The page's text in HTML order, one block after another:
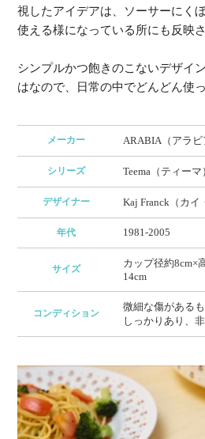
視したアイデアは、ソーサーにく
使える様になっている所にも反映
シンプルかつ飽きのこないデザイ
はなので、日常の中でどんどん使
メーカー ARABIA（アラビ
シリーズ Teema（ティーマ
デザイナー Kaj Franck（カイ
年代 1981-2005
サイズ
カップ径約8cm×
14cm
コンディション
微細な傷がある
しっかりあり、